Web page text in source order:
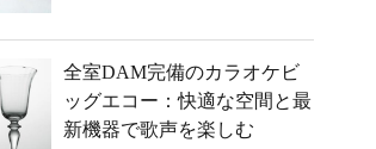
全室DAM完備のカラオケビ
ッグエコー：快適な空間と最
新機器で歌声を楽しむ